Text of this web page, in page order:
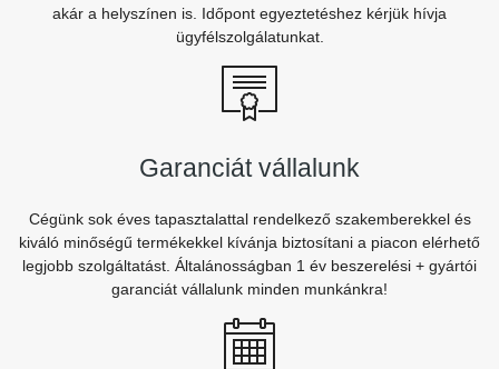
akár a helyszínen is. Időpont egyeztetéshez kérjük hívja
ügyfélszolgálatunkat.
Garanciát vállalunk
Cégünk sok éves tapasztalattal rendelkező szakemberekkel és
kiváló minőségű termékekkel kívánja biztosítani a piacon elérhető
legjobb szolgáltatást. Általánosságban 1 év beszerelési + gyártói
garanciát vállalunk minden munkánkra!